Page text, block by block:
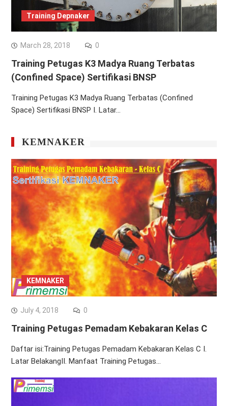
Training Depnaker
March 28, 2018 0
Training Petugas K3 Madya Ruang Terbatas
(Confined Space) Sertifikasi BNSP
Training Petugas K3 Madya Ruang Terbatas (Confined
Space) Sertifikasi BNSP I. Latar…
KEMNAKER
KEMNAKER
July 4, 2018 0
Training Petugas Pemadam Kebakaran Kelas C
Daftar isi:Training Petugas Pemadam Kebakaran Kelas C I.
Latar BelakangII. Manfaat Training Petugas…